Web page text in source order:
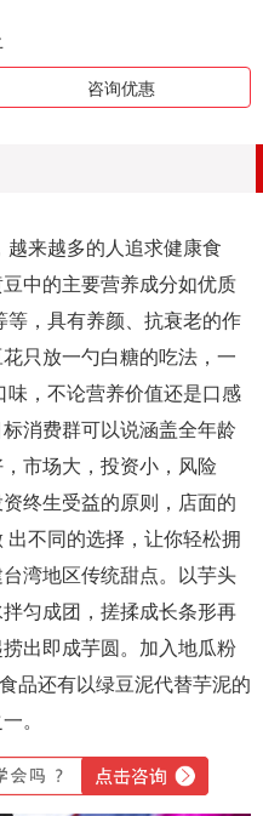
咨询优惠
来越多的人追求健康食
中的主要营养成分如优质
，具有养颜、抗衰老的作
只放一勺白糖的吃法，一
，不论营养价值还是口感
消费群可以说涵盖全年龄
市场大，投资小，风险
终生受益的原则，店面的
不同的选择，让你轻松拥
湾地区传统甜点。以芋头
匀成团，搓揉成长条形再
出即成芋圆。加入地瓜粉
品还有以绿豆泥代替芋泥的
。